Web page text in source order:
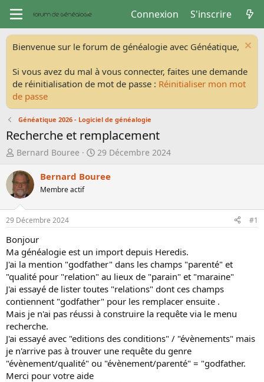
Connexion S'inscrire
Bienvenue sur le forum de généalogie avec Généatique,
Si vous avez du mal à vous connecter, faites une demande
de réinitialisation de mot de passe : Réinitialiser mon mot
de passe
Généatique 2026 - Logiciel de généalogie
Recherche et remplacement
A
t
e
u
r
d
e
l
a
d
i
s
c
u
s
s
o
n
Bernard Bouree
D
t
e
é
u
t
29 Décembre 2024
Bernard Bouree
Membre actif
29 Décembre 2024 #1
Bonjour
Ma généalogie est un import depuis Heredis.
J'ai la mention "godfather" dans les champs "parenté" et
"qualité pour "relation" au lieux de "parain" et "maraine"
J'ai essayé de lister toutes "relations" dont ces champs
contiennent "godfather" pour les remplacer ensuite .
Mais je n'ai pas réussi à construire la requête via le menu
recherche.
J'ai essayé avec "editions des conditions" / "évènements" mais
je n'arrive pas à trouver une requête du genre
"évènement/qualité" ou "évènement/parenté" = "godfather.
Merci pour votre aide